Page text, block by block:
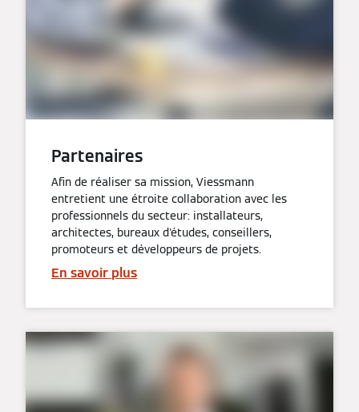
Partenaires
Afin de réaliser sa mission, Viessmann
entretient une étroite collaboration avec les
professionnels du secteur: installateurs,
architectes, bureaux d'études, conseillers,
promoteurs et développeurs de projets.
En savoir plus